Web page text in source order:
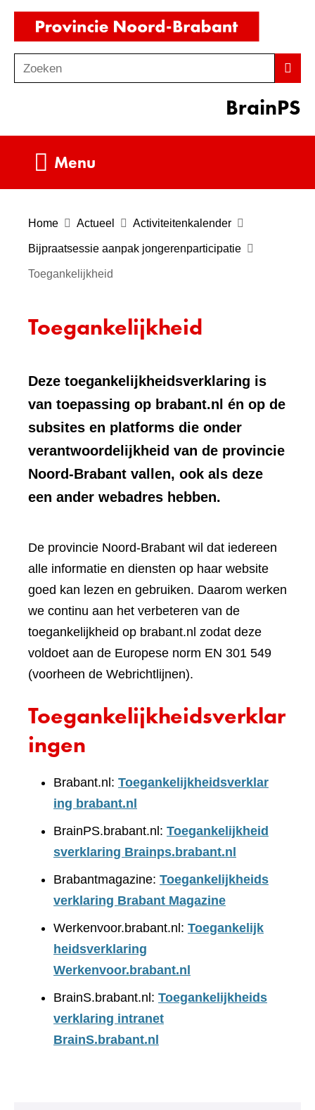
Ga
de
inhoud
o
Zoeken
BrainPS
Menu
Home Actueel Activiteitenkalender
Bijpraatsessie aanpak jongerenparticipatie
Toegankelijkheid
Toegankelijkheid
Deze toegankelijkheidsverklaring is
van toepassing op brabant.nl én op de
subsites en platforms die onder
verantwoordelijkheid van de provincie
Noord-Brabant vallen, ook als deze
een ander webadres hebben.
De provincie Noord-Brabant wil dat iedereen
alle informatie en diensten op haar website
goed kan lezen en gebruiken. Daarom werken
we continu aan het verbeteren van de
toegankelijkheid op brabant.nl zodat deze
voldoet aan de Europese norm EN 301 549
(voorheen de Webrichtlijnen).
Toegankelijkheidsverklar
ingen
Brabant.nl: Toegankelijkheidsverklar
ing brabant.nl
BrainPS.brabant.nl: Toegankelijkheid
sverklaring Brainps.brabant.nl
Brabantmagazine: Toegankelijkheids
verklaring Brabant Magazine
Werkenvoor.brabant.nl: Toegankelijk
heidsverklaring
Werkenvoor.brabant.nl
BrainS.brabant.nl: Toegankelijkheids
verklaring intranet
BrainS.brabant.nl